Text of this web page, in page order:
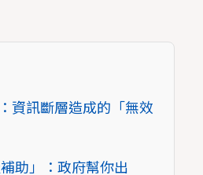
資訊斷層造成的「無效
助」：政府幫你出